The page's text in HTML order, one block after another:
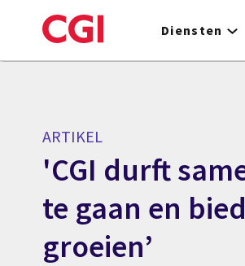
to
Diensten
ARTIKEL
'CGI durft
te gaan en
groeien’